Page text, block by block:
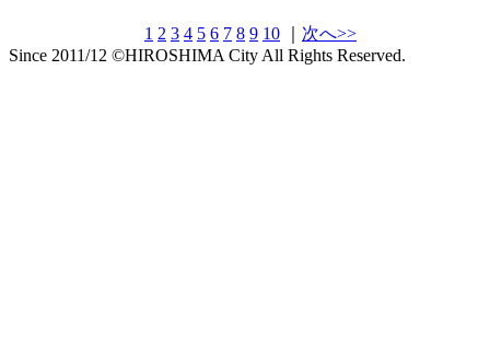
1 2 3 4 5 6 7 8 9 10
次へ>>
Since 2011/12 ©HIROSHIMA City All Rights Reserved.